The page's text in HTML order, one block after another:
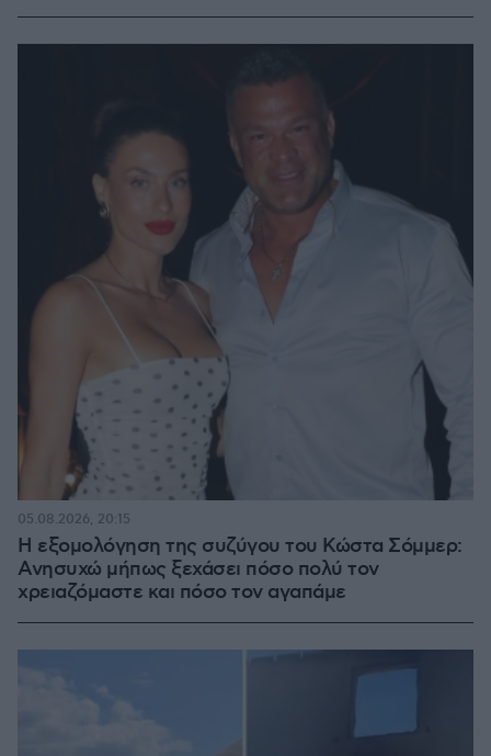
Η εξομολόγηση της συζύγου του Κώστα Σόμμερ:
Ανησυχώ μήπως ξεχάσει πόσο πολύ τον
χρειαζόμαστε και πόσο τον αγαπάμε
05.08.2026, 20:15